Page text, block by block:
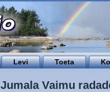
Levi Toeta
Jumala Vaimu